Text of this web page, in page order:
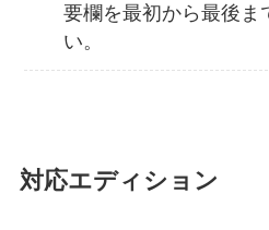
要欄を最初から最後ま
い。
対応エディション